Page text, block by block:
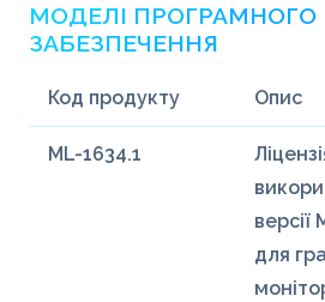
МОДЕЛІ ПРОГРАМНОГО
ЗАБЕЗПЕЧЕННЯ
Код продукту Опис
ML-1634.1
версії
для